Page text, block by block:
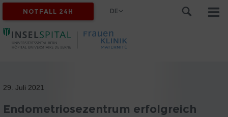
NOTFALL 24H DE
29. Juli 2021
Endometriosezentrum erfolgreich